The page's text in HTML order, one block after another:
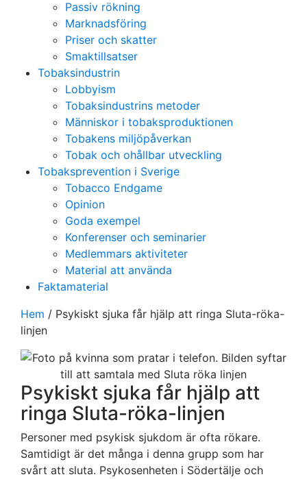
Passiv rökning
Marknadsföring
Priser och skatter
Smaktillsatser
Tobaksindustrin
Lobbyism
Tobaksindustrins metoder
Människor i tobaksproduktionen
Tobakens miljöpåverkan
Tobak och ohållbar utveckling
Tobaksprevention i Sverige
Tobacco Endgame
Opinion
Goda exempel
Konferenser och seminarier
Medlemmars aktiviteter
Material att använda
Faktamaterial
Hem / Psykiskt sjuka får hjälp att ringa Sluta-röka-
linjen
Psykiskt sjuka får hjälp att
ringa Sluta-röka-linjen
Personer med psykisk sjukdom är ofta rökare.
Samtidigt är det många i denna grupp som har
svårt att sluta. Psykosenheten i Södertälje och